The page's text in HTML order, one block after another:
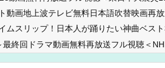
動画地上波テレビ無料日本語吹替映画再
ムスリップ！日本人が踊りたい神曲ベス
最終回ドラマ動画無料再放送フル視聴＜